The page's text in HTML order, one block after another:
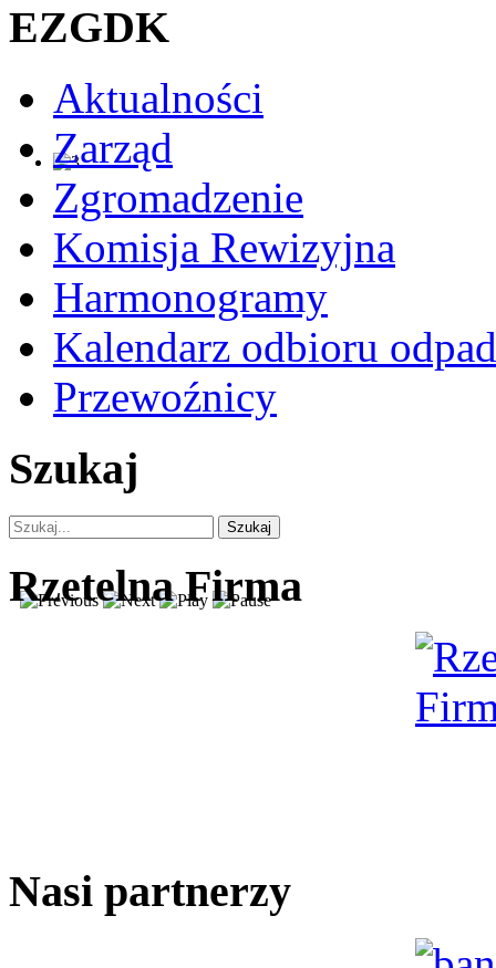
EZGDK
Aktualności
Zarząd
Zgromadzenie
Komisja Rewizyjna
Harmonogramy
Kalendarz odbioru
Przewoźnicy
Szukaj
Szukaj
Rzetelna Firma
Nasi partnerzy